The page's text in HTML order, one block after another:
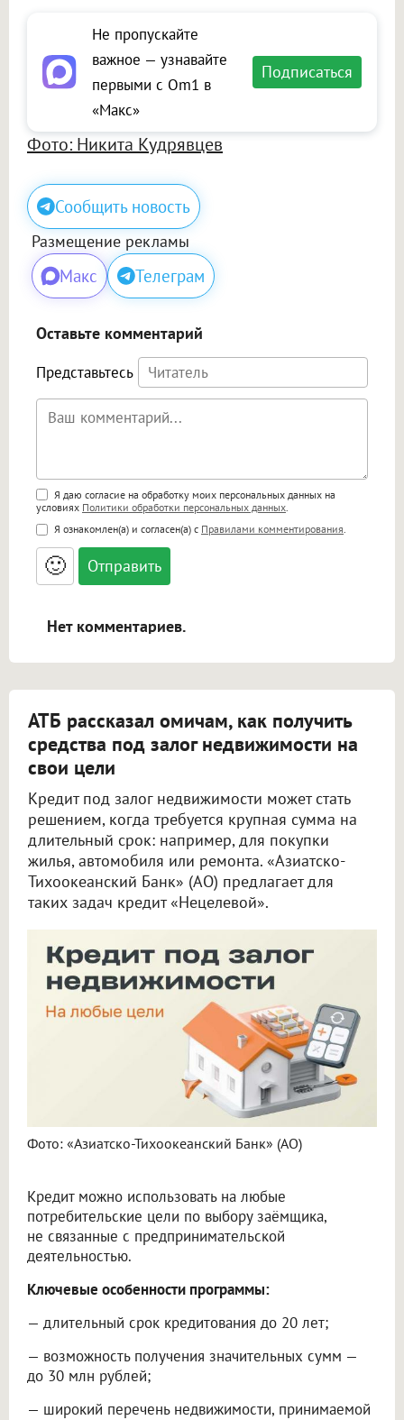
Не пропускайте
важное — узнавайте
первыми с Om1 в
«Макс»
Подписаться
Фото: Никита Кудрявцев
Сообщить новость
Размещение рекламы
Макс Телеграм
Оставьте комментарий
Представьтесь
Поддержка HTML
<b>, <strong>, <u>, <i>, <em>, <s>, <big>,
<small>, <sup>, <sub>, <pre>, <ul>, <ol>, <li>,
<blockquote>, <code> экранирует HTML,
адреса URL автоматически становятся
ссылками, и [img]адрес[/img] будет
Я даю согласие на обработку моих персональных данных на
условиях Политики обработки персональных данных.
Я ознакомлен(а) и согласен(а) с Правилами комментирования.
🙂
Нет комментариев.
АТБ рассказал омичам, как получить
средства под залог недвижимости на
свои цели
Кредит под залог недвижимости может стать
решением, когда требуется крупная сумма на
длительный срок: например, для покупки
жилья, автомобиля или ремонта. «Азиатско-
Тихоокеанский Банк» (АО) предлагает для
таких задач кредит «Нецелевой».
Фото: «Азиатско-Тихоокеанский Банк» (АО)
Кредит можно использовать на любые
потребительские цели по выбору заёмщика,
не связанные с предпринимательской
деятельностью.
Ключевые особенности программы:
— длительный срок кредитования до 20 лет;
— возможность получения значительных сумм —
до 30 млн рублей;
— широкий перечень недвижимости, принимаемой